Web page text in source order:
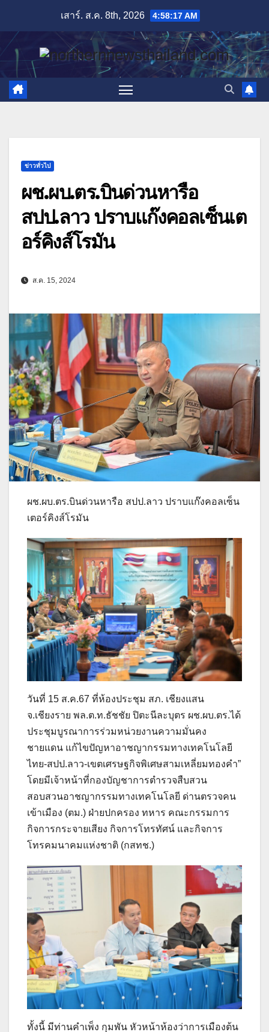
content
เสาร์. ส.ค. 8th, 2026 4:58:19 AM
ข่าวทั่วไป
ผช.ผบ.ตร.บินด่วนหารือ
สปป.ลาว ปราบแก๊งคอลเซ็นเต
อร์คิงส์โรมัน
ส.ค. 15, 2024
ผช.ผบ.ตร.บินด่วนหารือ สปป.ลาว ปราบแก๊งคอลเซ็น
เตอร์คิงส์โรมัน
วันที่ 15 ส.ค.67 ที่ห้องประชุม สภ. เชียงแสน
จ.เชียงราย พล.ต.ท.ธัชชัย ปิตะนีละบุตร ผช.ผบ.ตร.ได้
ประชุมบูรณาการร่วมหน่วยงานความมั่นคง
ชายแดน แก้ไขปัญหาอาชญากรรมทางเทคโนโลยี
ไทย-สปป.ลาว-เขตเศรษฐกิจพิเศษสามเหลี่ยมทองคำ”
โดยมีเจ้าหน้าที่กองบัญชาการตำรวจสืบสวน
สอบสวนอาชญากรรมทางเทคโนโลยี ด่านตรวจคน
เข้าเมือง (ตม.) ฝ่ายปกครอง ทหาร คณะกรรมการ
กิจการกระจายเสียง กิจการโทรทัศน์ และกิจการ
โทรคมนาคมแห่งชาติ (กสทช.)
ทั้งนี้ มีท่านคำเพ็ง กุมพัน หัวหน้าห้องว่าการเมืองต้น